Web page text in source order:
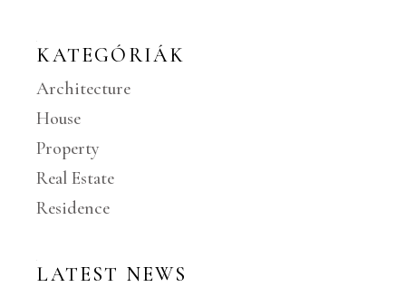
KATEGÓRIÁK
Architecture
House
Property
Real Estate
Residence
LATEST NEWS